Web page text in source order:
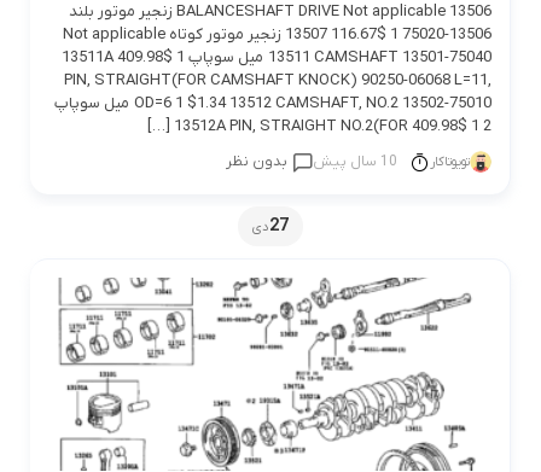
BALANCESHAFT DRIVE Not applicable 13506 زنجير موتور بلند
13506-75020 1 $116.67 13507 زنجير موتور كوتاه Not applicable
13511 CAMSHAFT 13501-75040 ميل سوپاپ 1 $409.98 13511A
PIN, STRAIGHT(FOR CAMSHAFT KNOCK) 90250-06068 L=11,
OD=6 1 $1.34 13512 CAMSHAFT, NO.2 13502-75010 ميل سوپاپ
2 1 $409.98 13512A PIN, STRAIGHT NO.2(FOR […]
تویوتاکار 10 سال پیش بدون نظر
27دی